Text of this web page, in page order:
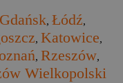
Gdańsk, Łódź,
, Katowice,
, Rzeszów,
Wielkopolski